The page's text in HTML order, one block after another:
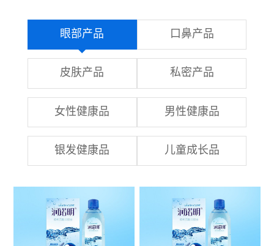
眼部产品 口鼻产品
皮肤产品 私密产品
女性健康品 男性健康品
银发健康品 儿童成长品